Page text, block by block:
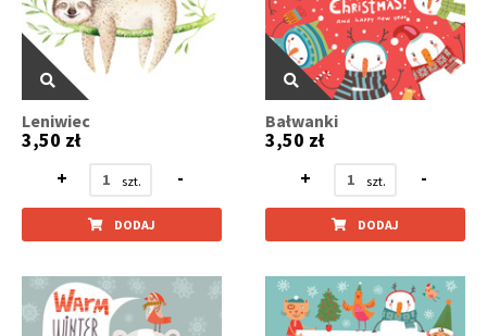
Leniwiec
3,50 zł
+
-
DODAJ
Bałwanki
3,50 zł
+
-
DODAJ